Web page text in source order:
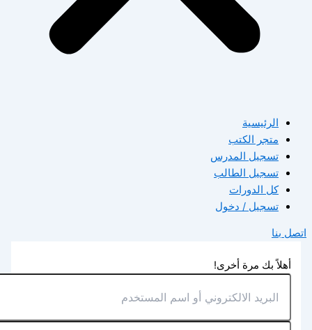
الرئيسية
متجر الكتب
تسجيل المدرس
تسجيل الطالب
كل الدورات
تسجيل / دخول
اتصل بنا
أهلاً بك مرة أخرى!